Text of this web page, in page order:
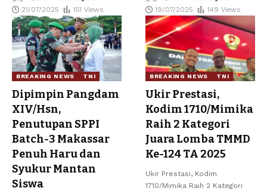
21/07/2025
151 Views
19/07/2025
149 Views
BREAKING NEWS TNI
Dipimpin Pangdam
XIV/Hsn,
Penutupan SPPI
Batch-3 Makassar
Penuh Haru dan
Syukur Mantan
Siswa
BREAKING NEWS TNI
Ukir Prestasi,
Kodim 1710/Mimika
Raih 2 Kategori
Juara Lomba TMMD
Ke-124 TA 2025
Ukir Prestasi, Kodim
1710/Mimika Raih 2 Kategori